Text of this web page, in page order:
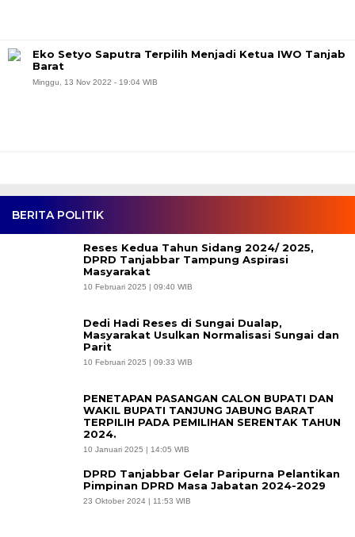
BERITA POLITIK
Reses Kedua Tahun Sidang 2024/ 2025,
DPRD Tanjabbar Tampung Aspirasi
Masyarakat
10 Februari 2025 | 09:40 WIB
Dedi Hadi Reses di Sungai Dualap,
Masyarakat Usulkan Normalisasi Sungai dan
Parit
10 Februari 2025 | 09:33 WIB
PENETAPAN PASANGAN CALON BUPATI DAN
WAKIL BUPATI TANJUNG JABUNG BARAT
TERPILIH PADA PEMILIHAN SERENTAK TAHUN
2024.
10 Januari 2025 | 14:05 WIB
DPRD Tanjabbar Gelar Paripurna Pelantikan
Pimpinan DPRD Masa Jabatan 2024-2029
23 Oktober 2024 | 11:53 WIB
Eko Setyo Saputra Terpilih Menjadi Ketua IWO Tanjab
Barat
Minggu, 13 Nov 2022 - 19:04 WIB